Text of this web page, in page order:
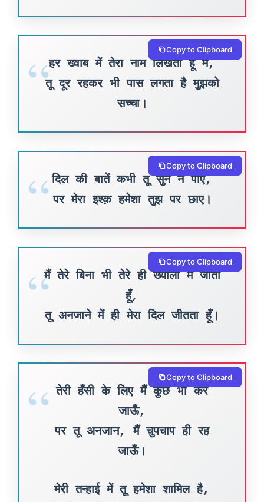
हर ख्वाब में तेरा नाम लिखता हूँ मैं,
तू दूर रहकर भी पास लगता है मुझको
सच्चा।
Copy to Clipboard
दिल की बातें कभी तू सुन न पाए,
पर मेरा इश्क़ हमेशा तुझ पर छाए।
Copy to Clipboard
मैं तेरे बिना भी तेरे ही ख्यालों में जीता
हूँ,
तू अनजाने में ही मेरा दिल जीतता हूँ।
Copy to Clipboard
तेरी हँसी के लिए मैं कुछ भी कर
जाऊँ,
पर तू अनजान, मैं चुपचाप ही रह
जाऊँ।
मेरी तन्हाई में तू हमेशा शामिल है,
Copy to Clipboard